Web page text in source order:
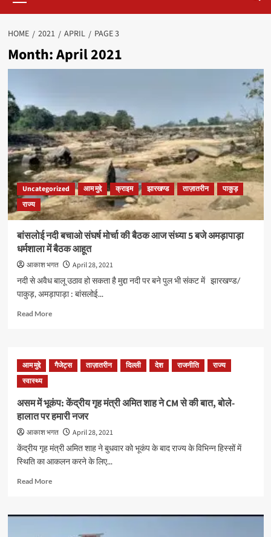
HOME 2021 APRIL PAGE 3
Month:April 2021
Uncategorized आम मुद्दे क्राइम झारखण्ड ताज़ातरीन
पाकुड़
राज्य
बांसलोई नदी बचाओ संघर्ष मोर्चा की बैठक आज संध्या 5 बजे अमड़ापाड़ा
धर्मशाला में बैठक आहूत
आकाश भगत
April 28, 2021
नदी से अवैध बालू उठाव हो सकता है मुद्दा नदी पर बने पुल भी संकट में झारखण्ड/
पाकुड़, अमड़ापाड़ा : बांसलोई...
Read MoreRead
नदी
बचाओ
की
बैठक
संध्या
5
बजे
धर्मशाला
आहूत
आम मुद्दे गैजेट्स ताज़ातरीन दिल्ली देश राजनीति
राज्य
स्वास्थ्य
असम में भूकंप: केंद्रीय गृह मंत्री अमित शाह ने CM से की बात, बोले-
हालात पर हमारी नजर
आकाश भगत
April 28, 2021
केंद्रीय गृह मंत्री अमित शाह ने बुधवार को भूकंप के बाद राज्य के विभिन्न हिस्सों में
स्थिति का आकलन करने के लिए...
Read MoreRead
असम